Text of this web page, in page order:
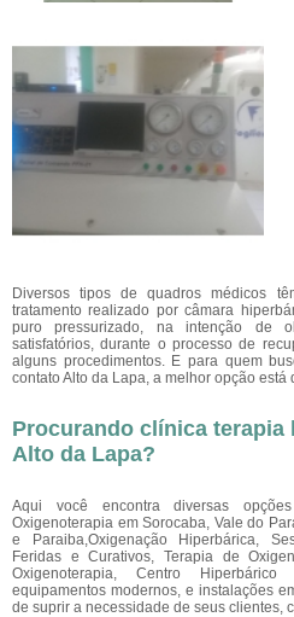
Diversos tipos de quadros médicos
tratamento realizado por câmara
puro pressurizado, na intenção de
satisfatórios, durante o processo de
alguns procedimentos. E para quem
contato Alto da Lapa, a melhor opção está
Procurando clínica terapia
Alto da Lapa?
Aqui você encontra diversas
Oxigenoterapia em Sorocaba, Vale do
e Paraiba,Oxigenação Hiperbárica,
Feridas e Curativos, Terapia de
Oxigenoterapia, Centro
equipamentos modernos, e instalações
de suprir a necessidade de seus clientes,